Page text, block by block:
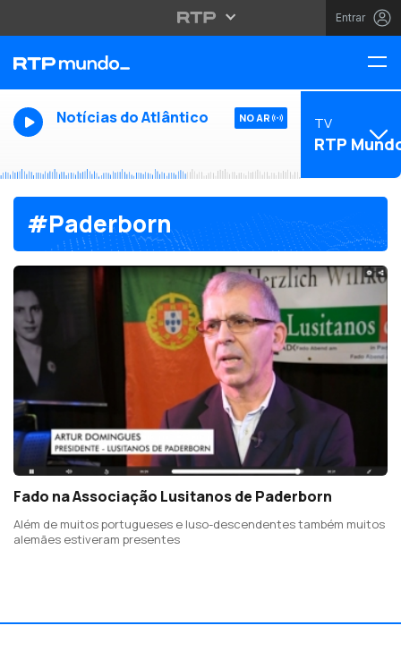
Entrar
Notícias do Atlântico NO AR TV
RTP
#Paderborn
Fado na Associação Lusitanos de Paderborn
Além de muitos portugueses e luso-descendentes também muitos
alemães estiveram presentes